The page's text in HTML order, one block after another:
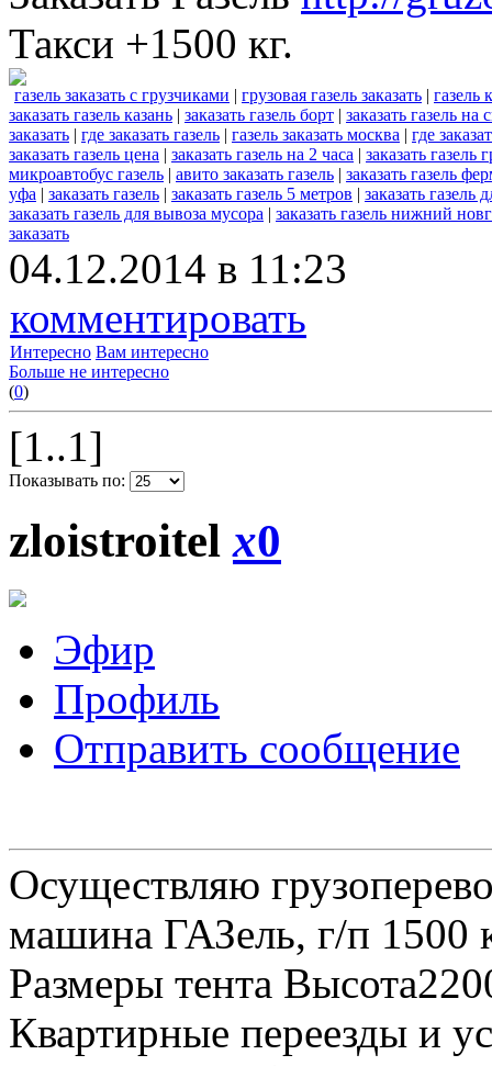
Такси +1500 кг.
газель заказать с грузчиками | грузовая газель заказать | газель
заказать газель казань | заказать газель борт | заказать газель на
заказать | где заказать газель | газель заказать москва | где
заказать газель цена | заказать газель на 2 часа | заказать газель
микроавтобус газель | авито заказать газель | заказать газель
уфа | заказать газель | заказать газель 5 метров | заказать газель
заказать газель для вывоза мусора | заказать газель нижний
заказать
04.12.2014 в 11:23
комментировать
Интересно Вам интересно
Больше не интересно
(0)
[1..1]
Показывать по:
zloistroitelx0
Эфир
Профиль
Отправить сообщение
Осуществляю
машина ГАЗель, г/п 1500
Размеры тента
Квартирные переезды и